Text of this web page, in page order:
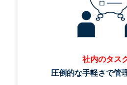
社内のタス
圧倒的な手軽さで管